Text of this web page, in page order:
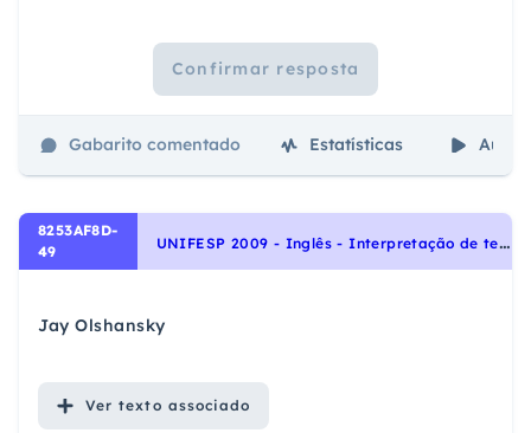
Confirmar resposta
Gabarito comentado Estatísticas Aulas
8253AF8D-
49
U
NIFESP 2009 - Inglês - Interpretação de texto | Reading comprehension
Jay Olshansky
Ver texto associado